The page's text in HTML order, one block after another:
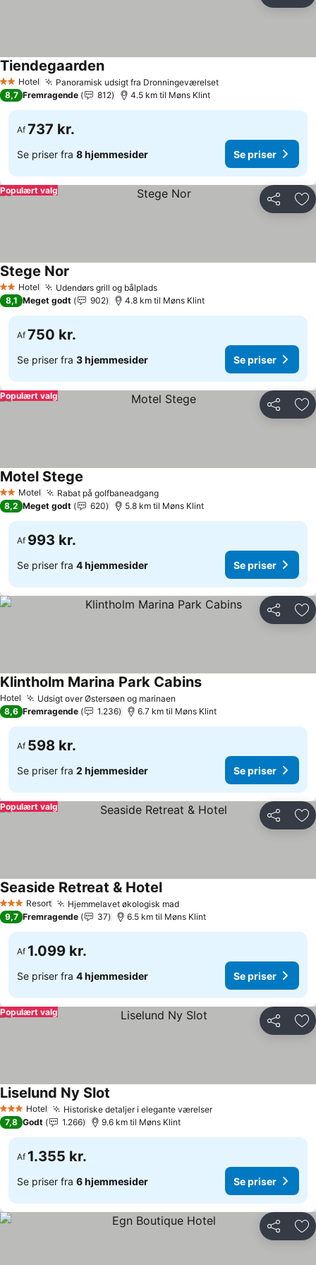
2 Stjerner
Hotel Panoramisk udsigt fra Dronningeværelset
Tiendegaarden
8,7 Fremragende 812 4.5 km til Møns Klint
Af 737 kr.
Se priser fra 8 hjemmesider Se priser
Del
Populært valg
2 Stjerner
Hotel Udendørs grill og bålplads
Stege Nor
8,1 Meget godt 902 4.8 km til Møns Klint
Af 750 kr.
Se priser fra 3 hjemmesider Se priser
Del
Populært valg
2 Stjerner
Motel Rabat på golfbaneadgang
Motel Stege
8,2 Meget godt 620 5.8 km til Møns Klint
Af 993 kr.
Se priser fra 4 hjemmesider Se priser
Del
Hotel Udsigt over Østersøen og marinaen
Klintholm Marina Park Cabins
8,6 Fremragende 1.236 6.7 km til Møns Klint
Af 598 kr.
Se priser fra 2 hjemmesider Se priser
Del
Populært valg
3 StjernerResort Hjemmelavet økologisk mad
Seaside Retreat & Hotel
9,7 Fremragende 37 6.5 km til Møns Klint
Af 1.099 kr.
Se priser fra 4 hjemmesider Se priser
Del
Populært valg
3 StjernerHotel Historiske detaljer i elegante værelser
Liselund Ny Slot
7,8 Godt 1.266 9.6 km til Møns Klint
Af 1.355 kr.
Se priser fra 6 hjemmesider Se priser
Del